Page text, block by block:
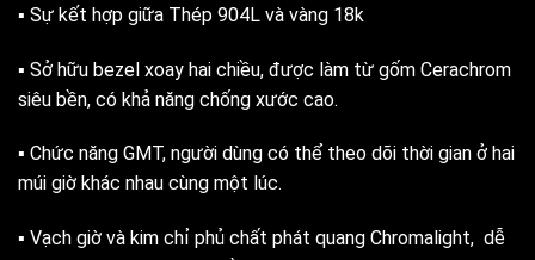
▪️ Sự kết hợp giữa Thép 904L và vàng 18k
▪️ Sở hữu bezel xoay hai chiều, được làm từ gốm Cerachrom
siêu bền, có khả năng chống xước cao.
▪️ Chức năng GMT, người dùng có thể theo dõi thời gian ở hai
múi giờ khác nhau cùng một lúc.
▪️ Vạch giờ và kim chỉ phủ chất phát quang Chromalight, dễ